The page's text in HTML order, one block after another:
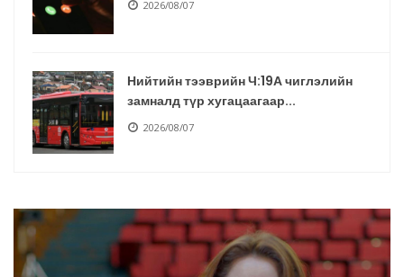
2026/08/07
Нийтийн тээврийн Ч:19А чиглэлийн
замналд түр хугацаагаар...
2026/08/07
тоогоор төгссөн бол өнөө...
2026/08/07